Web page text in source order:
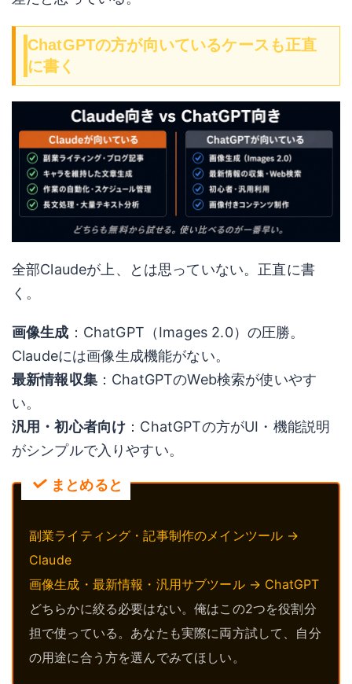
ChatGPTの方が向いているケースも正直
に書く
全部Claudeが上、とは思っていない。正直に書
く。
画像生成 ：ChatGPT（Images 2.0）の圧勝。
Claudeには画像生成機能がない。
最新情報収集：ChatGPTのWeb検索が使いやす
い。
汎用・初心者向け ：ChatGPTの方がUI・機能説明
がシンプルで入りやすい。
まとめると
副業ライティング・記事制作のメインツール →
Claude
画像生成・最新情報・汎用サブツール → ChatGPT
どちらかに絞る必要はない。俺はこの2つを役割分
担で使っている。あなたも実際に両方試して、自分
の用途に合う方を選んでみてほしい。